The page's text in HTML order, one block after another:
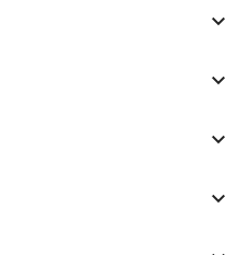
keyboard_arrow_down
keyboard_arrow_down
keyboard_arrow_down
keyboard_arrow_down